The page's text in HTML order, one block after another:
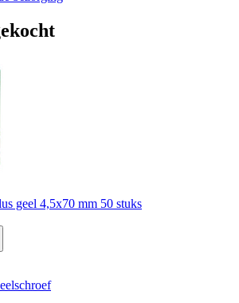
geel 4,5x70 mm 50 stuks